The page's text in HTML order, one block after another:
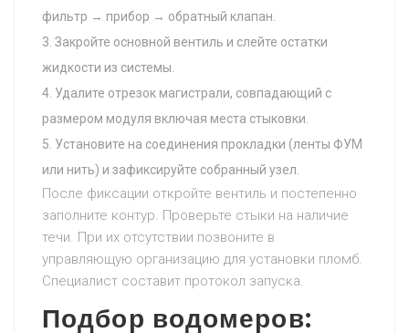
фильтр → прибор → обратный клапан.
Закройте основной вентиль и слейте остатки
жидкости из системы.
Удалите отрезок магистрали, совпадающий с
размером модуля включая места стыковки.
Установите на соединения прокладки (ленты ФУМ
или нить) и зафиксируйте собранный узел.
После фиксации откройте вентиль и постепенно
заполните контур. Проверьте стыки на наличие
течи. При их отсутствии позвоните в
управляющую организацию для установки пломб.
Специалист составит протокол запуска.
Подбор водомеров: